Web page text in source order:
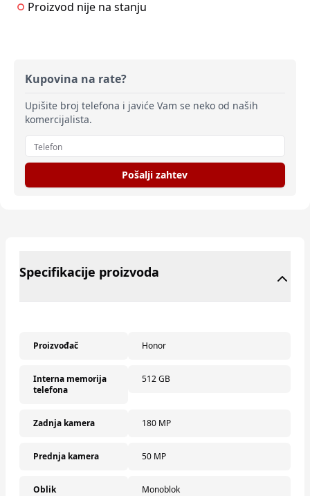
Proizvod nije na stanju
Kupovina na rate?
Upišite broj telefona i javiće Vam se neko od naših
komercijalista.
Pošalji zahtev
Specifikacije proizvoda
Proizvođač Honor
Interna memorija
telefona
512 GB
Zadnja kamera 180 MP
Prednja kamera 50 MP
Oblik Monoblok